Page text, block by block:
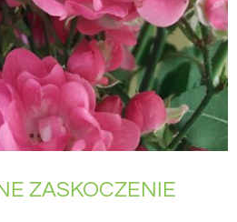
ZASKOCZENIE